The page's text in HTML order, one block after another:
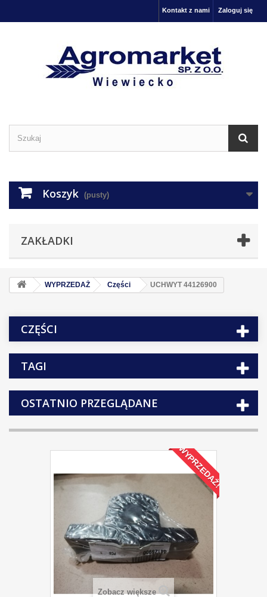
Zaloguj się
Kontakt z nami
Koszyk (pusty)
ZAKŁADKI
WYPRZEDAŻ Części UCHWYT 44126900
CZĘŚCI
TAGI
OSTATNIO PRZEGLĄDANE
WYPRZEDAŻ!
Zobacz większe